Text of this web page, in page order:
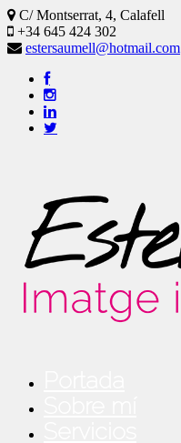
C/ Montserrat, 4, Calafell
+34 645 424 302
estersaumell@hotmail.com